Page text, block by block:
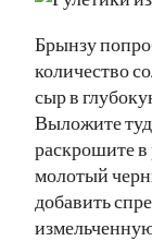
Брынзу
количество
сыр в
Выложите
раскрошите в
молотый
добавить